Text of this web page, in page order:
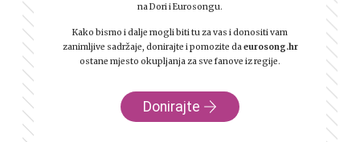
na Dori i Eurosongu.
Kako bismo i dalje mogli biti tu za vas i donositi vam
zanimljive sadržaje, donirajte i pomozite daeurosong.hr
ostane mjesto okupljanja za sve fanove iz regije.
Donirajte